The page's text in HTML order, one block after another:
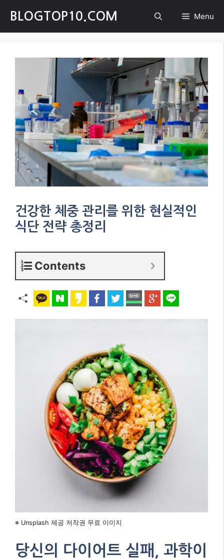
content
BLOGTOP10.COM Menu
건강한 체중 관리를 위한 현실적인
식단 전략 총정리
Contents
※ Unsplash 제공 저작권 무료 이미지
당신의 다이어트 실패, 과학이